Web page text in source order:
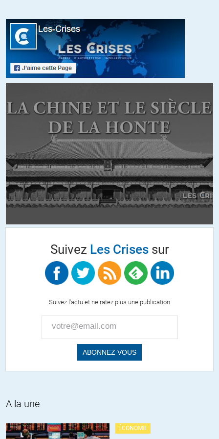
+26 ALERTER
Jusdorange//29.08.2016 à 08h15
À RGT,
obstacle au changement politique ? Admettons.
Vous comptez régler ce problème comment ?
Fabrice//29.08.2016 à 18h10
Répudier l’UE et l’OTAN ne créeront pas l’enfer! Pourquoi? Plein
d’emplois relovalisants restent possible (Batiment et agriculture
Plein d’entreprises du cac 40 peuvent partir… Qu’elles partent;
elles ne sont rien dans l’impôts et dans l’emplois français!
L’UE vit en entretenant une peur et une dépendance fictive. Le
un non événement pour le britich moyen.
UE et sa clique de politiciens corompu get out! Et soyez heureux
que nous ne vous retirions pas vos passeports.
Catalina//29.08.2016 à 20h15
niveaux si on voulait, et cela va devenir une nécessité, bien sûr, il
choses mais pour beaucoup, on peut le faire.
Suivez Les Crisessur
Suivez l'actu et ne ratez plus une publication
A la une
ÉCONOMIE